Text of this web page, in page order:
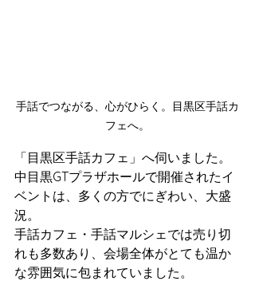
手話でつながる、心がひらく。目黒区手話カ
フェへ。
「目黒区手話カフェ」へ伺いました。
中目黒GTプラザホールで開催されたイ
ベントは、多くの方でにぎわい、大盛
況。
手話カフェ・手話マルシェでは売り切
れも多数あり、会場全体がとても温か
な雰囲気に包まれていました。